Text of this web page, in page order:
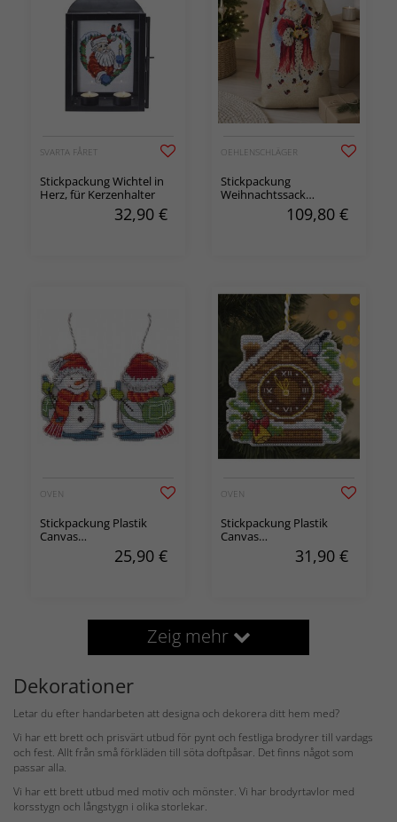
SVARTA FÅRET
Stickpackung Wichtel in
Herz, für Kerzenhalter
32,90 €
OEHLENSCHLÄGER
Stickpackung
Weihnachtssack
Weihnachtsmann und
109,80 €
OVEN
Stickpackung Plastik
Canvas
Weihnachtsbaumdekoration
25,90 €
OVEN
Stickpackung Plastik
Canvas
Weihnachtsbaumdekoration
Neujahrsglocke31,90 €
Zeig mehr
Dekorationer
Letar du efter handarbeten att designa och dekorera ditt hem med?
Vi har ett brett och prisvärt utbud för pynt och festliga brodyrer till vardags
och fest. Allt från små förkläden till söta doftpåsar. Det finns något som
passar alla.
Vi har ett brett utbud med motiv och mönster. Vi har brodyrtavlor med
korsstygn och långstygn i olika storlekar.